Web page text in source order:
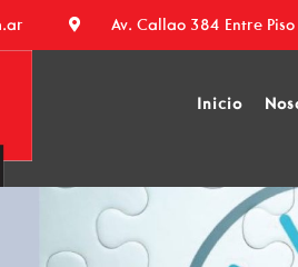
Av. Callao 384 Entre
Inicio